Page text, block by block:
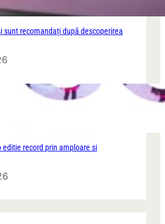
sunt recomandați după descoperirea
editie record prin amploare si